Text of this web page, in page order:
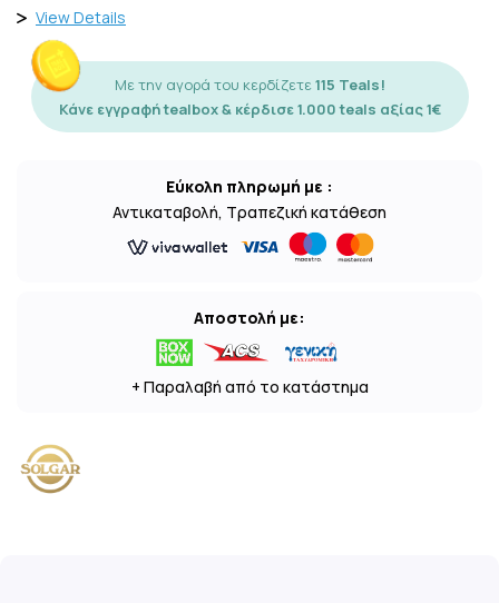
View Details
Με την αγορά του κερδίζετε115 Teals!
Κάνε εγγραφή tealbox & κέρδισε 1.000 teals αξίας 1€
Εύκολη πληρωμή με :
Αντικαταβολή, Τραπεζική κατάθεση
Αποστολή με:
+ Παραλαβή από το κατάστημα